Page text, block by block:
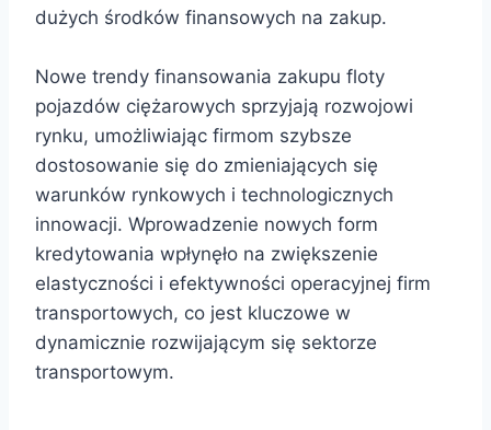
dużych środków finansowych na zakup.
Nowe trendy finansowania zakupu floty
pojazdów ciężarowych sprzyjają rozwojowi
rynku, umożliwiając firmom szybsze
dostosowanie się do zmieniających się
warunków rynkowych i technologicznych
innowacji. Wprowadzenie nowych form
kredytowania wpłynęło na zwiększenie
elastyczności i efektywności operacyjnej firm
transportowych, co jest kluczowe w
dynamicznie rozwijającym się sektorze
transportowym.